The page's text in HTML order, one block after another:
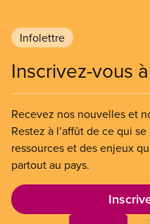
Infolettre
Inscrivez-vous
Recevez nos nouvelles et
Restez à l’affût de ce qui
ressources et des enjeux
partout au pays.